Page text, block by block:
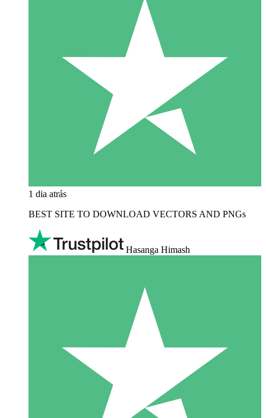
1 dia atrás
BEST SITE TO DOWNLOAD VECTORS AND PNGs
Hasanga Himash